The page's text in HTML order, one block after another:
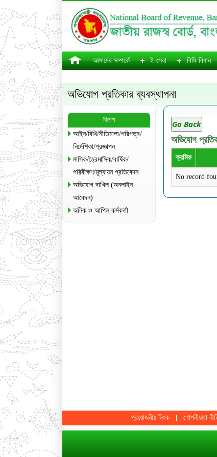
আমাদের সম্পর্কে ই-সেবা বিধি-বিধান
অভিযোগ প্রতিকার ব্যবস্থাপনা
বিভাগ
আইন/বিধি/নীতিমালা/পরিপত্র/
নির্দেশিকা/প্রজ্ঞাপন
মাসিক/ত্রৈমাসিক/বার্ষিক/
পরিবীক্ষণ/মূল্যায়ন প্রতিবেদন
অভিযোগ দাখিল (অনলাইন
আবেদন)
অনিক ও আপিল কর্মকর্তা
Go Back
অভিযোগ
ক্রমিক
No record
প্রয়োজনীয় লিংক গোপনীয়তা